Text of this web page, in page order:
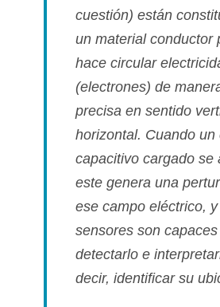
cuestión) están
un material conductor
hace circular
(electrones) de
precisa en sentido
horizontal. Cuando un
capacitivo cargado se
este genera una
ese campo eléctrico,
sensores son
detectarlo e
decir, identificar su